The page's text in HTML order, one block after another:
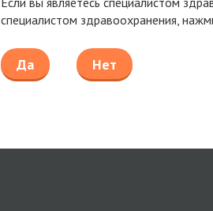
специалистом здравоохранения,
Да Нет